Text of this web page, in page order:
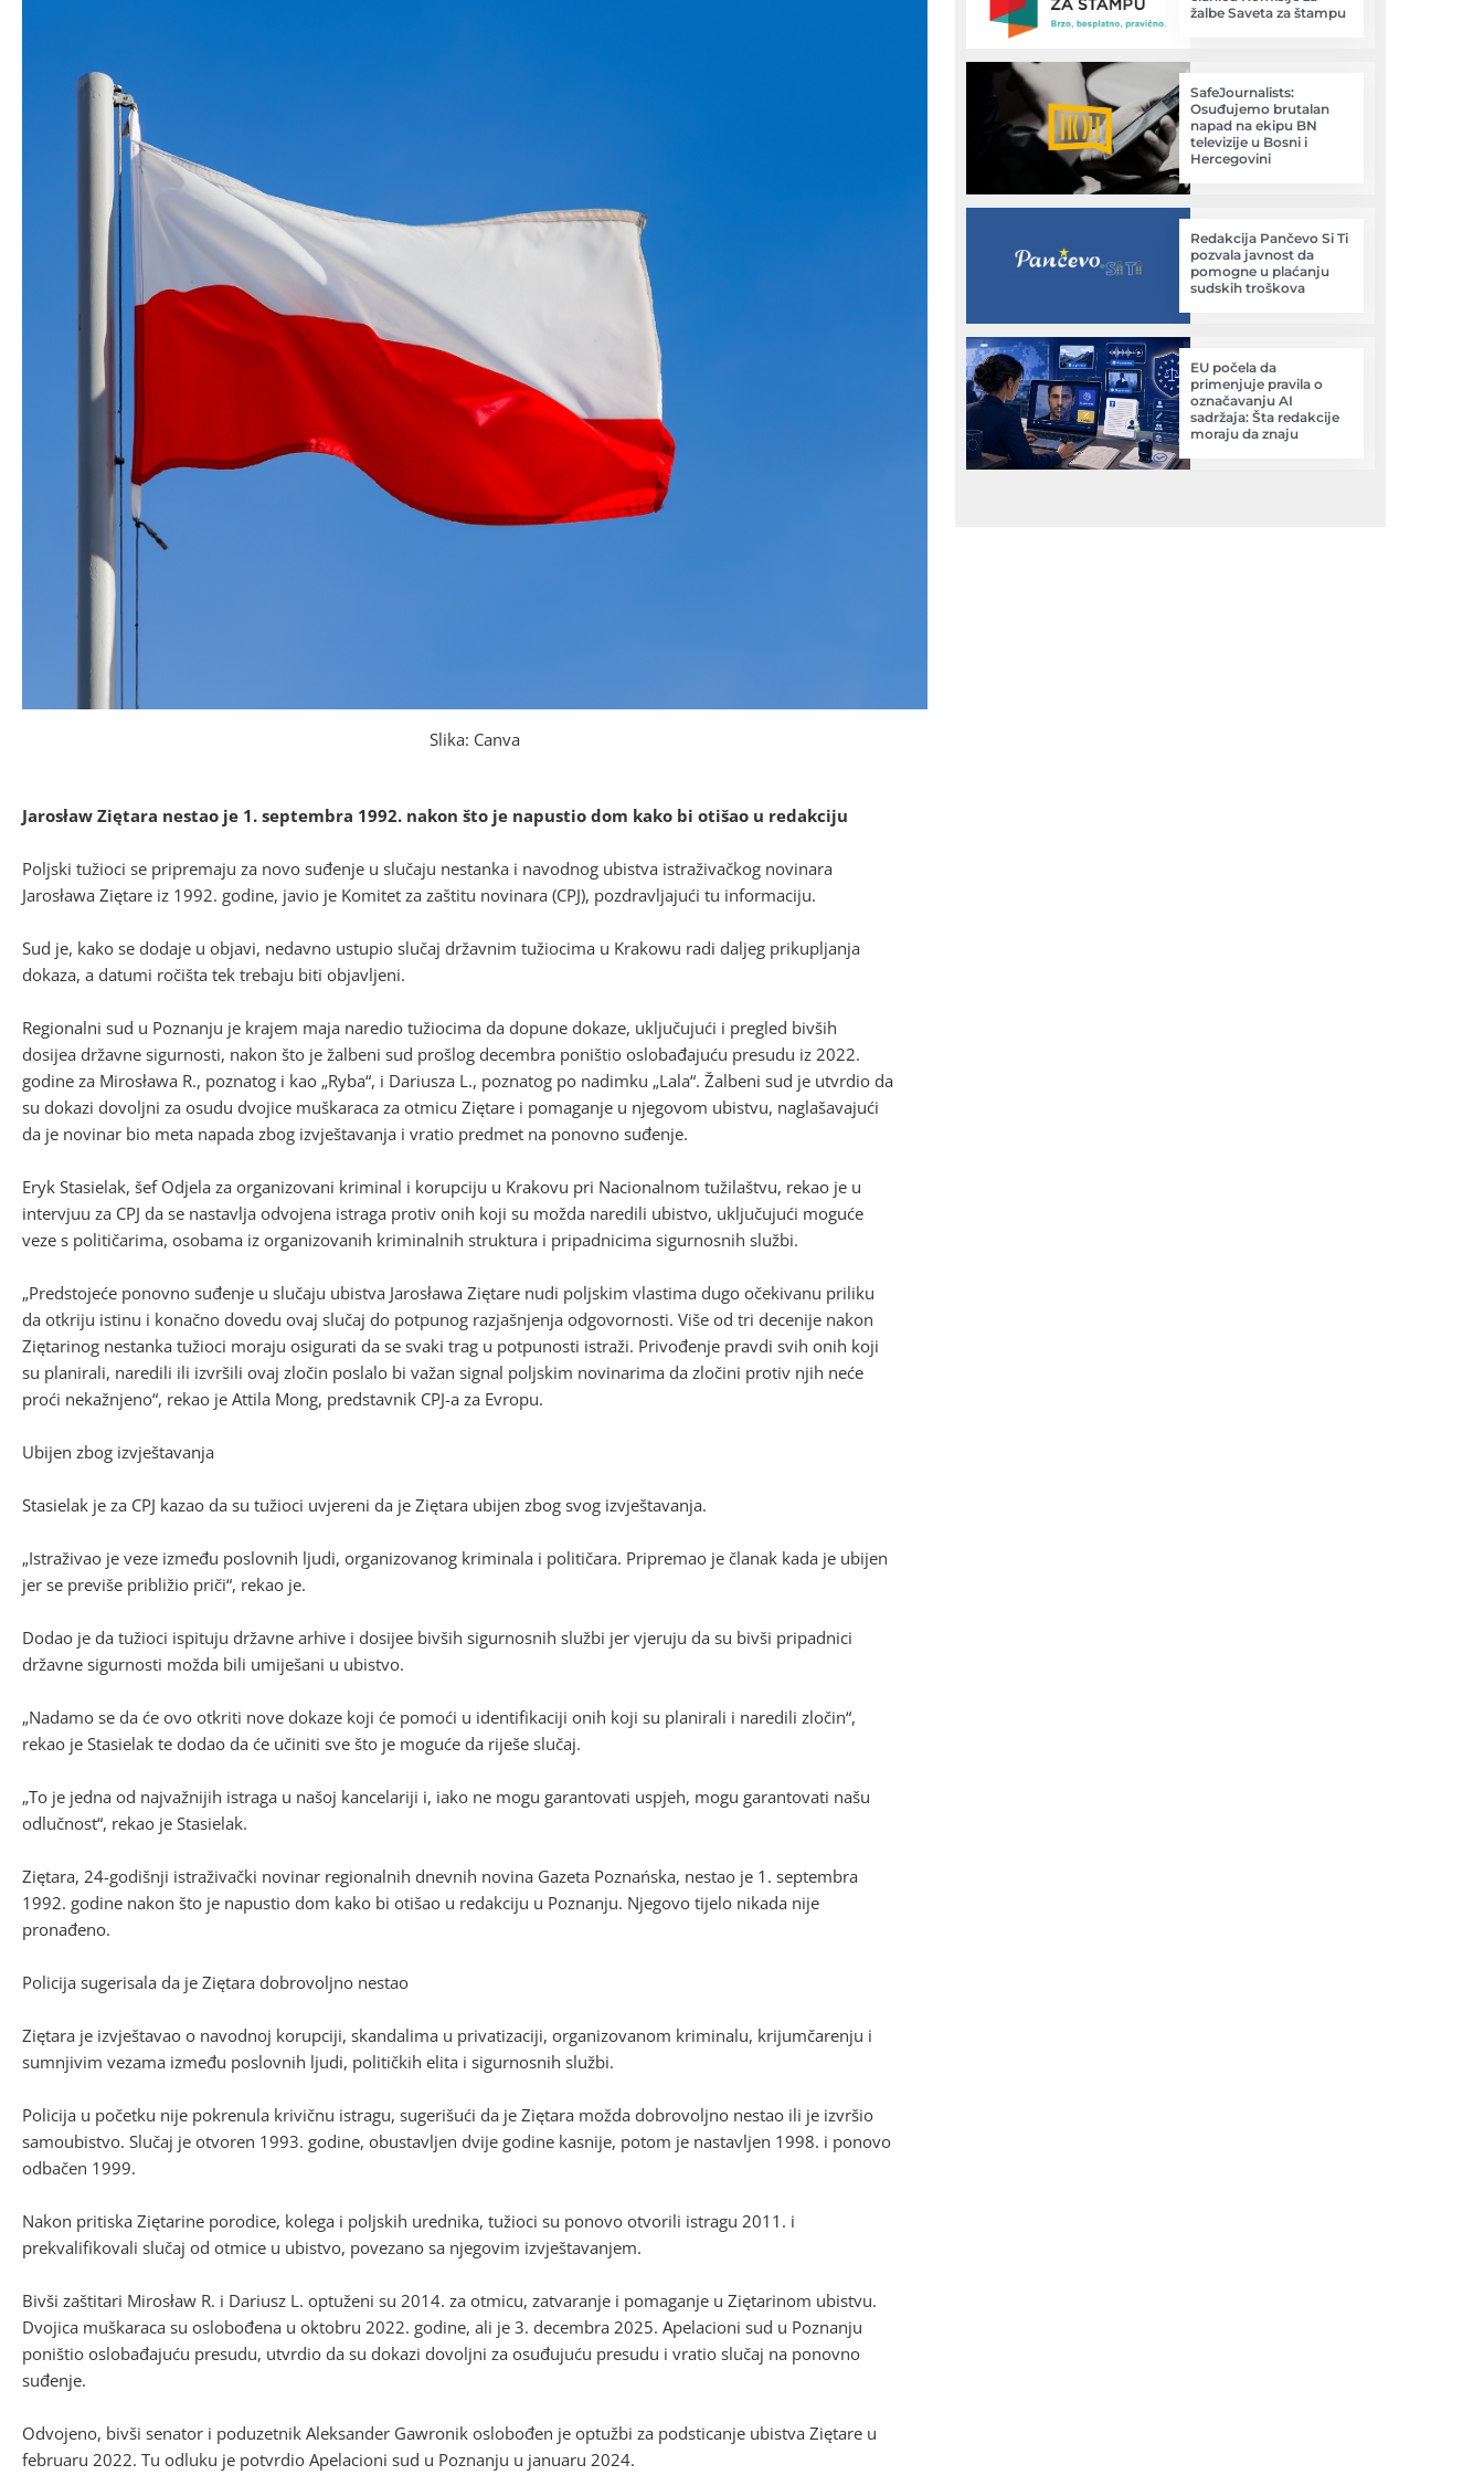
Slika: Canva
Jarosław Ziętara nestao je 1. septembra 1992. nakon što je napustio dom kako bi otišao u redakciju
Poljski tužioci se pripremaju za novo suđenje u slučaju nestanka i navodnog ubistva istraživačkog novinara
Jarosława Ziętare iz 1992. godine, javio je Komitet za zaštitu novinara (CPJ), pozdravljajući tu informaciju.
Sud je, kako se dodaje u objavi, nedavno ustupio slučaj državnim tužiocima u Krakowu radi daljeg prikupljanja
dokaza, a datumi ročišta tek trebaju biti objavljeni.
Regionalni sud u Poznanju je krajem maja naredio tužiocima da dopune dokaze, uključujući i pregled bivših
dosijea državne sigurnosti, nakon što je žalbeni sud prošlog decembra poništio oslobađajuću presudu iz 2022.
godine za Mirosława R., poznatog i kao „Ryba“, i Dariusza L., poznatog po nadimku „Lala“. Žalbeni sud je utvrdio da
su dokazi dovoljni za osudu dvojice muškaraca za otmicu Ziętare i pomaganje u njegovom ubistvu, naglašavajući
da je novinar bio meta napada zbog izvještavanja i vratio predmet na ponovno suđenje.
Eryk Stasielak, šef Odjela za organizovani kriminal i korupciju u Krakovu pri Nacionalnom tužilaštvu, rekao je u
intervjuu za CPJ da se nastavlja odvojena istraga protiv onih koji su možda naredili ubistvo, uključujući moguće
veze s političarima, osobama iz organizovanih kriminalnih struktura i pripadnicima sigurnosnih službi.
„Predstojeće ponovno suđenje u slučaju ubistva Jarosława Ziętare nudi poljskim vlastima dugo očekivanu priliku
da otkriju istinu i konačno dovedu ovaj slučaj do potpunog razjašnjenja odgovornosti. Više od tri decenije nakon
Ziętarinog nestanka tužioci moraju osigurati da se svaki trag u potpunosti istraži. Privođenje pravdi svih onih koji
su planirali, naredili ili izvršili ovaj zločin poslalo bi važan signal poljskim novinarima da zločini protiv njih neće
proći nekažnjeno“, rekao je Attila Mong, predstavnik CPJ-a za Evropu.
Ubijen zbog izvještavanja
Stasielak je za CPJ kazao da su tužioci uvjereni da je Ziętara ubijen zbog svog izvještavanja.
„Istraživao je veze između poslovnih ljudi, organizovanog kriminala i političara. Pripremao je članak kada je ubijen
jer se previše približio priči“, rekao je.
Dodao je da tužioci ispituju državne arhive i dosijee bivših sigurnosnih službi jer vjeruju da su bivši pripadnici
državne sigurnosti možda bili umiješani u ubistvo.
„Nadamo se da će ovo otkriti nove dokaze koji će pomoći u identifikaciji onih koji su planirali i naredili zločin“,
rekao je Stasielak te dodao da će učiniti sve što je moguće da riješe slučaj.
„To je jedna od najvažnijih istraga u našoj kancelariji i, iako ne mogu garantovati uspjeh, mogu garantovati našu
odlučnost“, rekao je Stasielak.
Ziętara, 24-godišnji istraživački novinar regionalnih dnevnih novina Gazeta Poznańska, nestao je 1. septembra
1992. godine nakon što je napustio dom kako bi otišao u redakciju u Poznanju. Njegovo tijelo nikada nije
pronađeno.
Policija sugerisala da je Ziętara dobrovoljno nestao
Ziętara je izvještavao o navodnoj korupciji, skandalima u privatizaciji, organizovanom kriminalu, krijumčarenju i
sumnjivim vezama između poslovnih ljudi, političkih elita i sigurnosnih službi.
Policija u početku nije pokrenula krivičnu istragu, sugerišući da je Ziętara možda dobrovoljno nestao ili je izvršio
samoubistvo. Slučaj je otvoren 1993. godine, obustavljen dvije godine kasnije, potom je nastavljen 1998. i ponovo
odbačen 1999.
Nakon pritiska Ziętarine porodice, kolega i poljskih urednika, tužioci su ponovo otvorili istragu 2011. i
prekvalifikovali slučaj od otmice u ubistvo, povezano sa njegovim izvještavanjem.
Bivši zaštitari Mirosław R. i Dariusz L. optuženi su 2014. za otmicu, zatvaranje i pomaganje u Ziętarinom ubistvu.
Dvojica muškaraca su oslobođena u oktobru 2022. godine, ali je 3. decembra 2025. Apelacioni sud u Poznanju
poništio oslobađajuću presudu, utvrdio da su dokazi dovoljni za osuđujuću presudu i vratio slučaj na ponovno
suđenje.
Odvojeno, bivši senator i poduzetnik Aleksander Gawronik oslobođen je optužbi za podsticanje ubistva Ziętare u
februaru 2022. Tu odluku je potvrdio Apelacioni sud u Poznanju u januaru 2024.
žalbe Saveta za štampu
SafeJournalists:
Osuđujemo brutalan
napad na ekipu BN
televizije u Bosni i
Hercegovini
Redakcija Pančevo Si Ti
pozvala javnost da
pomogne u plaćanju
sudskih troškova
EU počela da
primenjuje pravila o
označavanju AI
sadržaja: Šta redakcije
moraju da znaju